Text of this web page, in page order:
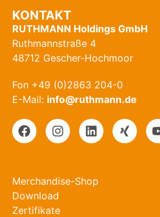
KONTAKT
RUTHMANN Holdings GmbH
Ruthmannstraße 4
48712 Gescher-Hochmoor
Fon +49 (0)2863 204-0
E-Mail: info@ruthmann.de
Merchandise-Shop
Download
Zertifikate